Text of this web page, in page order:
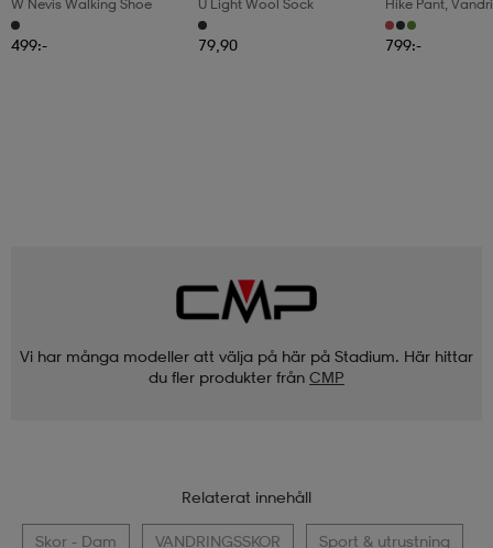
W Nevis Walking Shoe
499:-
U Light Wool Sock
79,90
Hike Pant,
Dam
799:-
Vi har många modeller att välja på här på Stadium. Här hittar
du fler produkter från CMP
Relaterat innehåll
Skor - Dam VANDRINGSSKOR Sport & utrustning